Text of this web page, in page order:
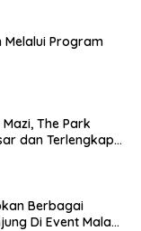
Melalui Program
The Park
dan Terlengkap
Berbagai
Di Event Malam